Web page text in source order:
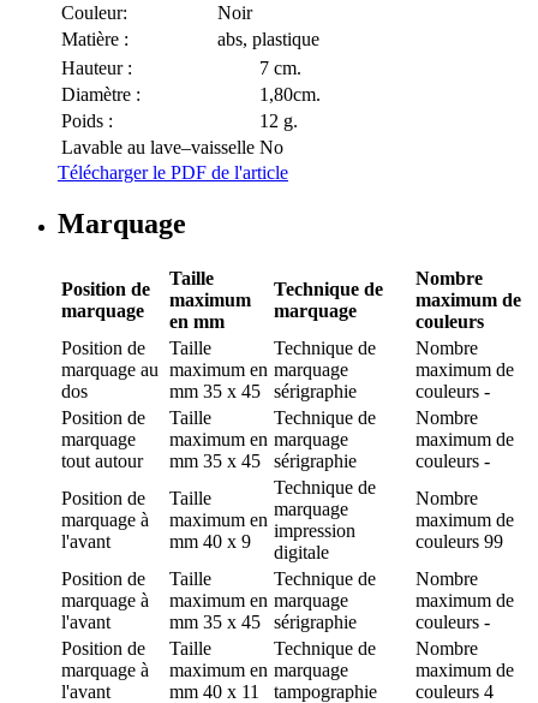
Couleur:
Noir
Matière :
abs, plastique
Hauteur :
7 cm.
Diamètre :
1,80cm.
Poids :
12 g.
Lavable au lave–vaisselle No
Télécharger le PDF de l'article
Marquage
Position de
marquage
Taille
maximum
en mm
Technique de
marquage
Nombre
maximum de
couleurs
Position de
marquage au
dos
Taille
maximum en
mm 35 x 45
Technique de
marquage
sérigraphie
Nombre
maximum de
couleurs -
Position de
marquage
tout autour
Taille
maximum en
mm 35 x 45
Technique de
marquage
sérigraphie
Nombre
maximum de
couleurs -
Position de
marquage à
l'avant
Taille
maximum en
mm 40 x 9
Technique de
marquage
impression
digitale
Nombre
maximum de
couleurs 99
Position de
marquage à
l'avant
Taille
maximum en
mm 35 x 45
Technique de
marquage
sérigraphie
Nombre
maximum de
couleurs -
Position de
marquage à
l'avant
Taille
maximum en
mm 40 x 11
Technique de
marquage
tampographie
Nombre
maximum de
couleurs 4